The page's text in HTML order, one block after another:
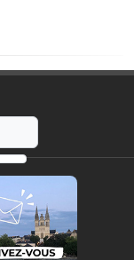
https://radio-g.fr?17882